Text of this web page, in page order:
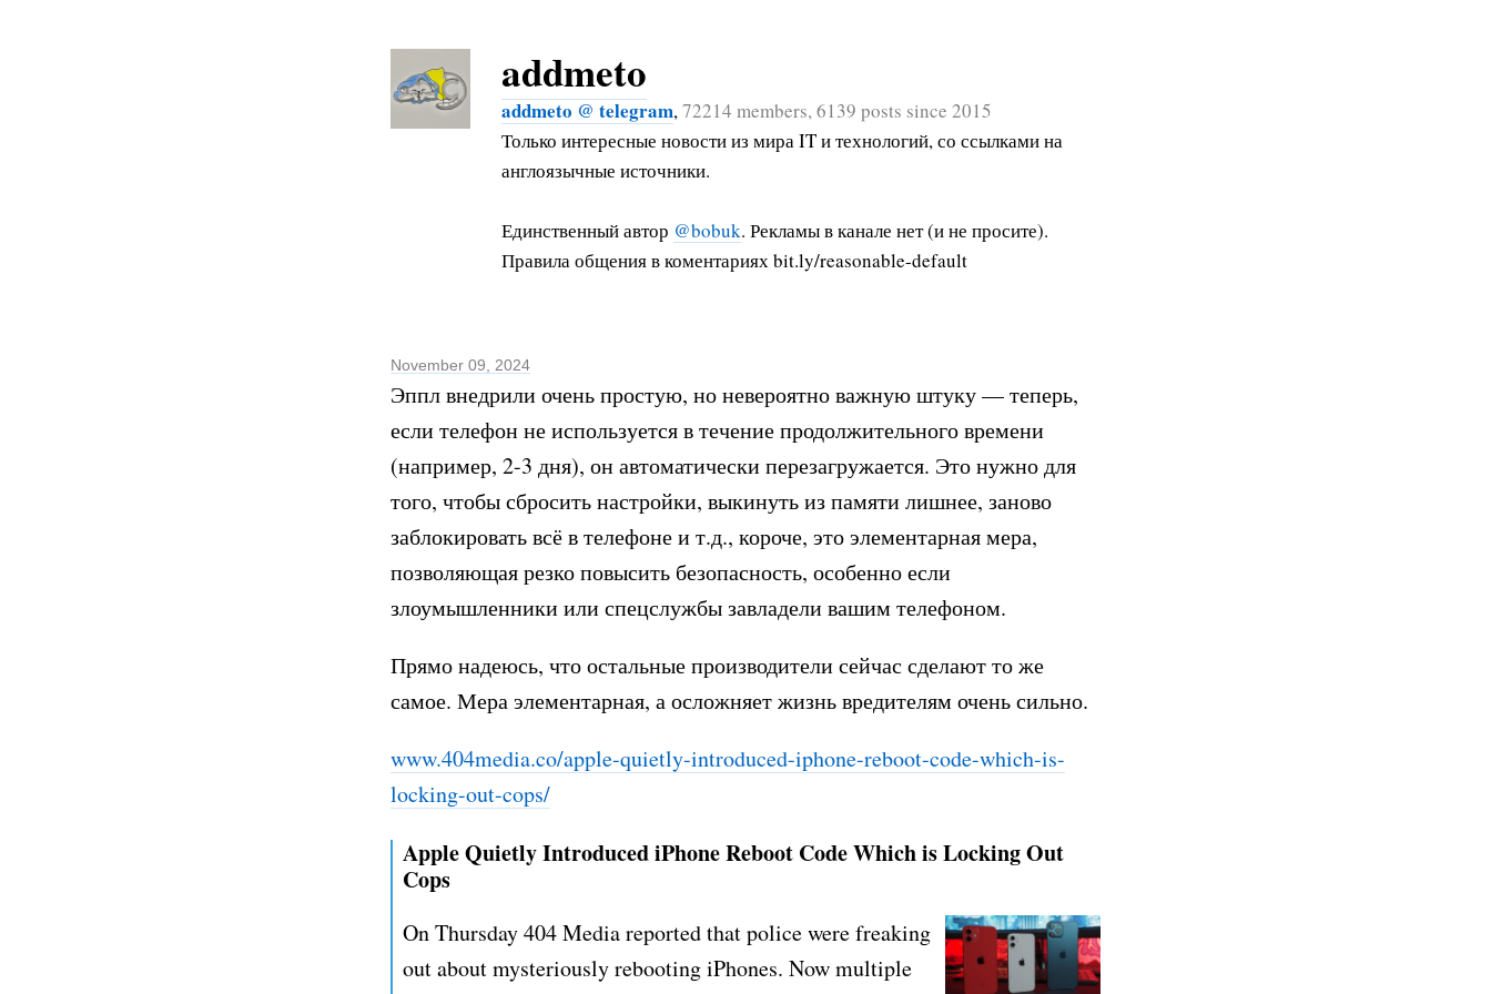
addmeto
addmeto @ telegram,72214 members, 6139 posts since 2015
Только интересные новости из мира IT и технологий, со ссылками на
англоязычные источники.
Единственный автор @bobuk. Рекламы в канале нет (и не просите).
Правила общения в коментариях bit.ly/reasonable-default
November 09, 2024
Эппл внедрили очень простую, но невероятно важную штуку — теперь,
если телефон не используется в течение продолжительного времени
(например, 2-3 дня), он автоматически перезагружается. Это нужно для
того, чтобы сбросить настройки, выкинуть из памяти лишнее, заново
заблокировать всё в телефоне и т.д., короче, это элементарная мера,
позволяющая резко повысить безопасность, особенно если
злоумышленники или спецслужбы завладели вашим телефоном.
Прямо надеюсь, что остальные производители сейчас сделают то же
самое. Мера элементарная, а осложняет жизнь вредителям очень сильно.
www.404media.co/apple-quietly-introduced-iphone-reboot-code-which-is-
locking-out-cops/
Apple Quietly Introduced iPhone Reboot Code Which is Locking Out
Cops
On Thursday 404 Media reported that police were freaking
out about mysteriously rebooting iPhones. Now multiple